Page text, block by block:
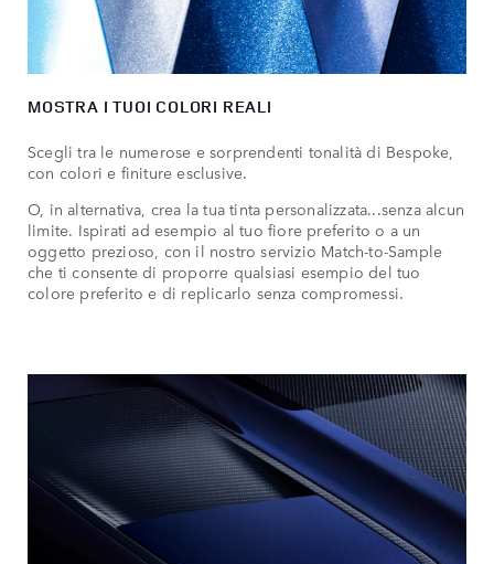
MOSTRA I TUOI COLORI REALI
Scegli tra le numerose e sorprendenti tonalità di Bespoke,
con colori e finiture esclusive.
O, in alternativa, crea la tua tinta personalizzata...senza alcun
limite. Ispirati ad esempio al tuo fiore preferito o a un
oggetto prezioso, con il nostro servizio Match-to-Sample
che ti consente di proporre qualsiasi esempio del tuo
colore preferito e di replicarlo senza compromessi.